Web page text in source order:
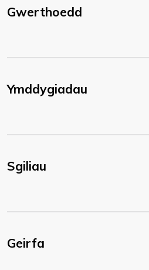
Gwerthoedd
Ymddygiadau
Sgiliau
Geirfa